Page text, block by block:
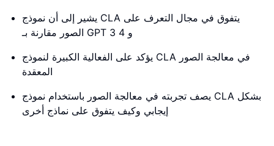
يشير إلى أن نموذج CLA يتفوق في مجال التعرف على
الصور مقارنة بـ GPT 3 و 4
يؤكد على الفعالية الكبيرة لنموذج CLA في معالجة الصور
المعقدة
يصف تجربته في معالجة الصور باستخدام نموذج CLA بشكل
إيجابي وكيف يتفوق على نماذج أخرى